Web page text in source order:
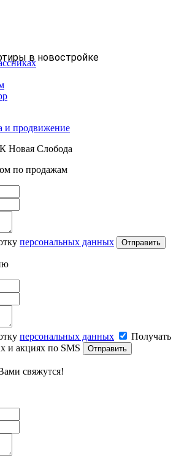
в новостройке
и продвижение
Новая Слобода
по продажам
персональных данных Отправить
персональных данных
Получать
и акциях по SMS
Отправить
свяжутся!